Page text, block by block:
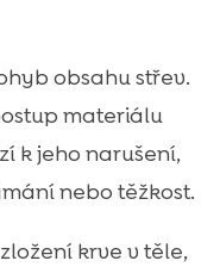
obsahu střev.
materiálu
k jeho narušení,
nebo těžkost.
krve v těle,